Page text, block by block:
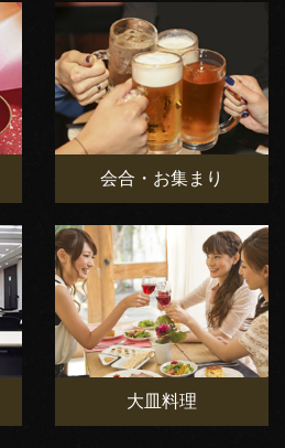
会合・お集まり
大皿料理